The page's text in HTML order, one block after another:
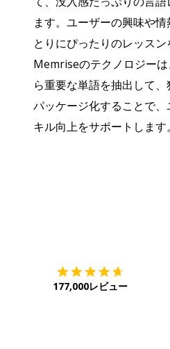
ます。ユーザーの興味や
とりにぴったりのレッスン
Memriseのテクノロジー
ら重要な単語を抽出して
パッケージ化することで
キル向上をサポートします。
177,000レビュー